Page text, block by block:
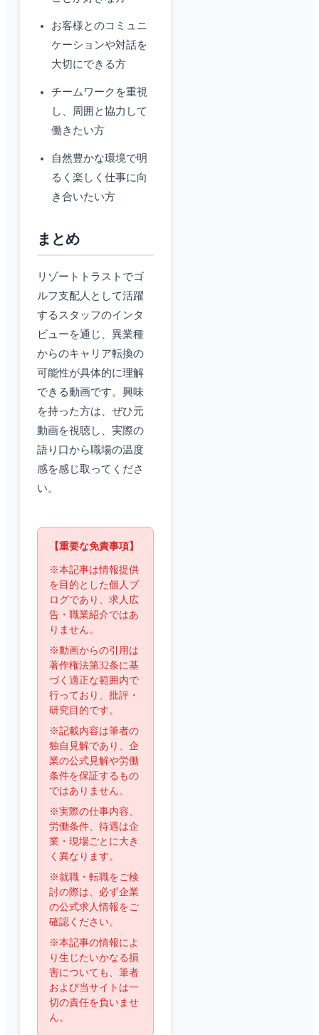
お客様とのコミュニ
ケーションや対話を
大切にできる方
チームワークを重視
し、周囲と協力して
働きたい方
自然豊かな環境で明
るく楽しく仕事に向
き合いたい方
まとめ
リゾートトラストでゴ
ルフ支配人として活躍
するスタッフのインタ
ビューを通じ、異業種
からのキャリア転換の
可能性が具体的に理解
できる動画です。興味
を持った方は、ぜひ元
動画を視聴し、実際の
語り口から職場の温度
感を感じ取ってくださ
い。
【重要な免責事項】
※本記事は情報提供
を目的とした個人ブ
ログであり、求人広
告・職業紹介ではあ
りません。
※動画からの引用は
著作権法第32条に基
づく適正な範囲内で
行っており、批評・
研究目的です。
※記載内容は筆者の
独自見解であり、企
業の公式見解や労働
条件を保証するもの
ではありません。
※実際の仕事内容、
労働条件、待遇は企
業・現場ごとに大き
く異なります。
※就職・転職をご検
討の際は、必ず企業
の公式求人情報をご
確認ください。
※本記事の情報によ
り生じたいかなる損
害についても、筆者
および当サイトは一
切の責任を負いませ
ん。